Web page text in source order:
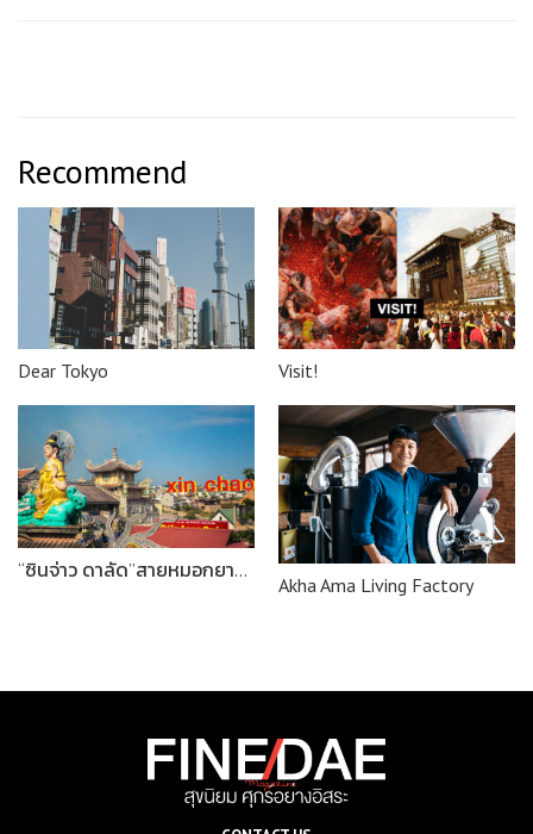
Recommend
Dear Tokyo Visit!
“ซินจ่าว ดาลัด”สายหมอกยามเช้า อากาศหนาวๆ ยามเย็น
Akha Ama Living Factory